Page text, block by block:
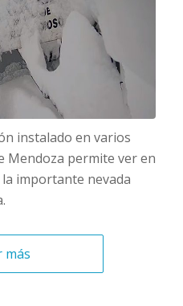
instalado en varios
Mendoza permite ver en
importante nevada
más